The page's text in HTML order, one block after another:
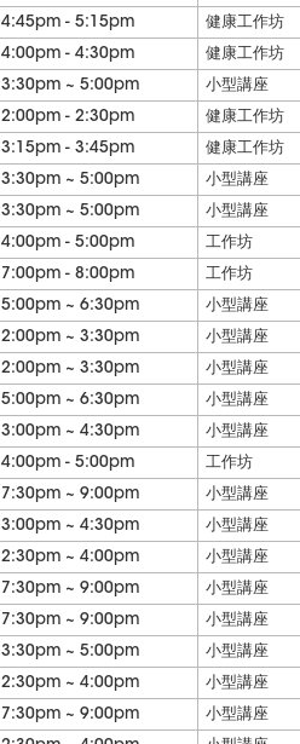
4:45pm - 5:15pm 健康工作坊
4:00pm - 4:30pm 健康工作坊
3:30pm ~ 5:00pm 小型講座
2:00pm - 2:30pm 健康工作坊
3:15pm - 3:45pm 健康工作坊
3:30pm ~ 5:00pm 小型講座
3:30pm ~ 5:00pm 小型講座
4:00pm - 5:00pm 工作坊
7:00pm - 8:00pm 工作坊
5:00pm ~ 6:30pm 小型講座
2:00pm ~ 3:30pm 小型講座
2:00pm ~ 3:30pm 小型講座
5:00pm ~ 6:30pm 小型講座
3:00pm ~ 4:30pm 小型講座
4:00pm - 5:00pm 工作坊
7:30pm ~ 9:00pm 小型講座
3:00pm ~ 4:30pm 小型講座
2:30pm ~ 4:00pm 小型講座
7:30pm ~ 9:00pm 小型講座
7:30pm ~ 9:00pm 小型講座
3:30pm ~ 5:00pm 小型講座
2:30pm ~ 4:00pm 小型講座
7:30pm ~ 9:00pm 小型講座